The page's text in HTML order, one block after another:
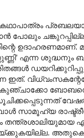
ഉദാഹരണമാണ്.
എന്ന ശുദ്ധനും
ഇത്.
കുഞ്ചാക്കോ
സൂചിക്കപ്പെടുന്നത്
സാമൂഹ്യ
തന്ത്രശാലിയുമായ